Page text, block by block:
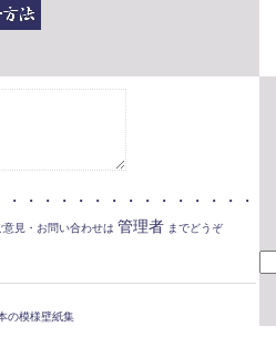
・・・・・・・・・・・・・・
見・お問い合わせは 管理者 までどうぞ
の模様壁紙集